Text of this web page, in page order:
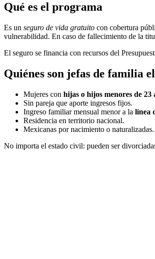
Qué es el programa
Es un seguro de vida gratuito con cobertura
vulnerabilidad. En caso de fallecimiento de la
El seguro se financia con recursos del
Quiénes son jefas de familia
Mujeres con hijas o hijos menores de 23
Sin pareja que aporte ingresos fijos.
Ingreso familiar mensual menor a la línea
Residencia en territorio nacional.
Mexicanas por nacimiento o naturalizadas.
No importa el estado civil: pueden ser